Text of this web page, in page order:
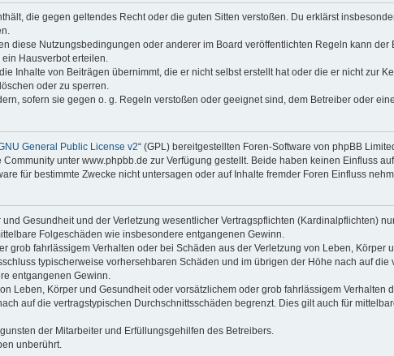
die gegen geltendes Recht oder die guten Sitten verstoßen. Du erklärst
diese Nutzungsbedingungen oder anderer im Board veröffentlichten Regeln kann
Hausverbot erteilen.
Inhalte von Beiträgen übernimmt, die er nicht selbst erstellt hat oder die er nicht zur
oder zu sperren.
sofern sie gegen o. g. Regeln verstoßen oder geeignet sind, dem Betreiber oder
General Public License v2“ (GPL) bereitgestellten Foren-Software von phpBB
unter www.phpbb.de zur Verfügung gestellt. Beide haben keinen Einfluss
für bestimmte Zwecke nicht untersagen oder auf Inhalte fremder Foren Einfluss
Gesundheit und der Verletzung wesentlicher Vertragspflichten (Kardinalpflichten)
Folgeschäden wie insbesondere entgangenen Gewinn.
grob fahrlässigem Verhalten oder bei Schäden aus der Verletzung von Leben, Körper
typischerweise vorhersehbaren Schäden und im übrigen der Höhe nach auf
entgangenen Gewinn.
Leben, Körper und Gesundheit oder vorsätzlichem oder grob fahrlässigem Verhalten
auf die vertragstypischen Durchschnittsschäden begrenzt. Dies gilt auch für
der Mitarbeiter und Erfüllungsgehilfen des Betreibers.
unberührt.